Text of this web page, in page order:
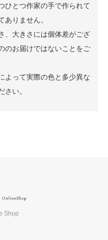
ひとつ作家の手で作られて
ありません。
、大きさには個体差がござ
のお届けではないことをご
よって実際の色と多少異な
さい。
Shop